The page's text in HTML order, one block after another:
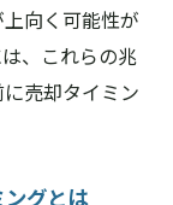
向く可能性が
、これらの兆
売却タイミン
グとは